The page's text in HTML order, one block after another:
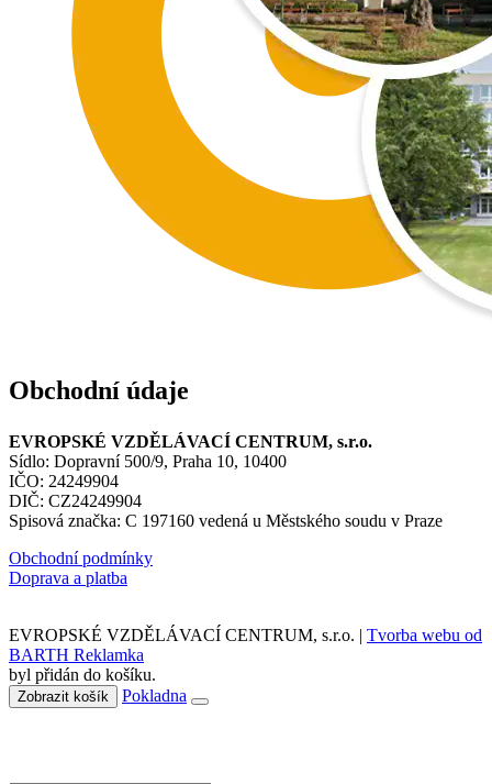
Obchodní údaje
EVROPSKÉ VZDĚLÁVACÍ CENTRUM, s.r.o.
Sídlo: Dopravní 500/9, Praha 10, 10400
IČO: 24249904
DIČ: CZ24249904
Spisová značka: C 197160 vedená u Městského soudu v Praze
Obchodní podmínky
Doprava a platba
EVROPSKÉ VZDĚLÁVACÍ CENTRUM, s.r.o. | Tvorba webu od
BARTH Reklamka
byl přidán do košíku.
Zobrazit košík Pokladna